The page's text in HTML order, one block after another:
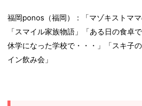
福岡ponos（福岡）：「マゾキストママ
「スマイル家族物語」「ある日の食卓
休学になった学校で・・・」「スキ子
イン飲み会」